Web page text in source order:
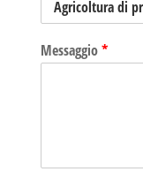
Messaggio*